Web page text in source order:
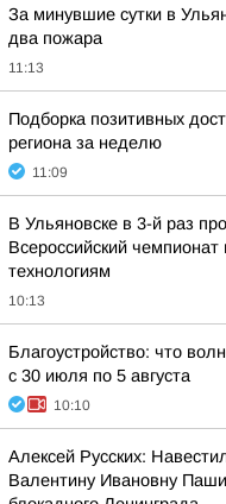
За минувшие сутки в
два пожара
11:13
Подборка позитивных
региона за неделю
11:09
В Ульяновске в 3-й раз
Всероссийский
технологиям
10:13
Благоустройство: что
с 30 июля по 5 августа
10:10
Алексей Русских:
Валентину Ивановну